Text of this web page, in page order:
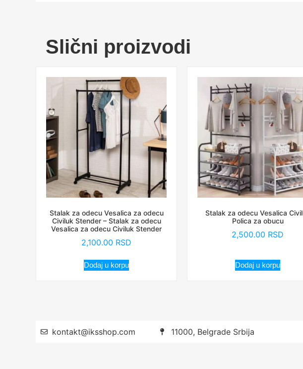
Slični proizvodi
Stalak za odecu Vesalica za odecu
Civiluk Stender – Stalak za odecu
Vesalica za odecu Civiluk Stender
2,100.00 RSD
Dodaj u korpu
Stalak za odecu Vesalica
Polica za obucu
2,500.00 RSD
Dodaj u korpu
kontakt@iksshop.com 11000, Belgrade Srbija